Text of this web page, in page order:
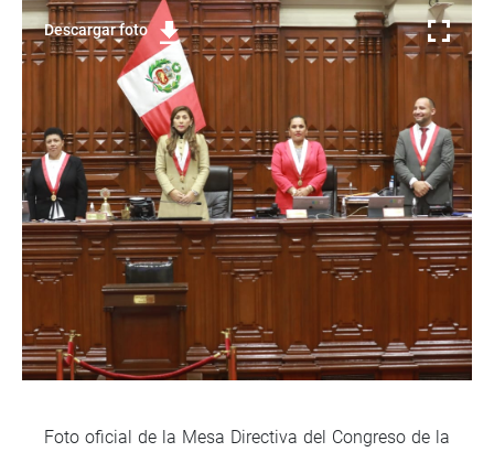
Descargar foto
Foto oficial de la Mesa Directiva del Congreso de la